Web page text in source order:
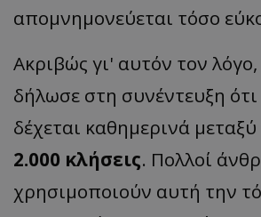
απομνημονεύεται τόσο
Ακριβώς γι' αυτόν τον
δήλωσε στη συνέντευξη
δέχεται καθημερινά μεταξύ
2.000 κλήσεις. Πολλοί
χρησιμοποιούν αυτή την